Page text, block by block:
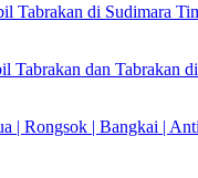
Tabrakan di Sudimara
Tabrakan dan Tabrakan di
| Rongsok | Bangkai |